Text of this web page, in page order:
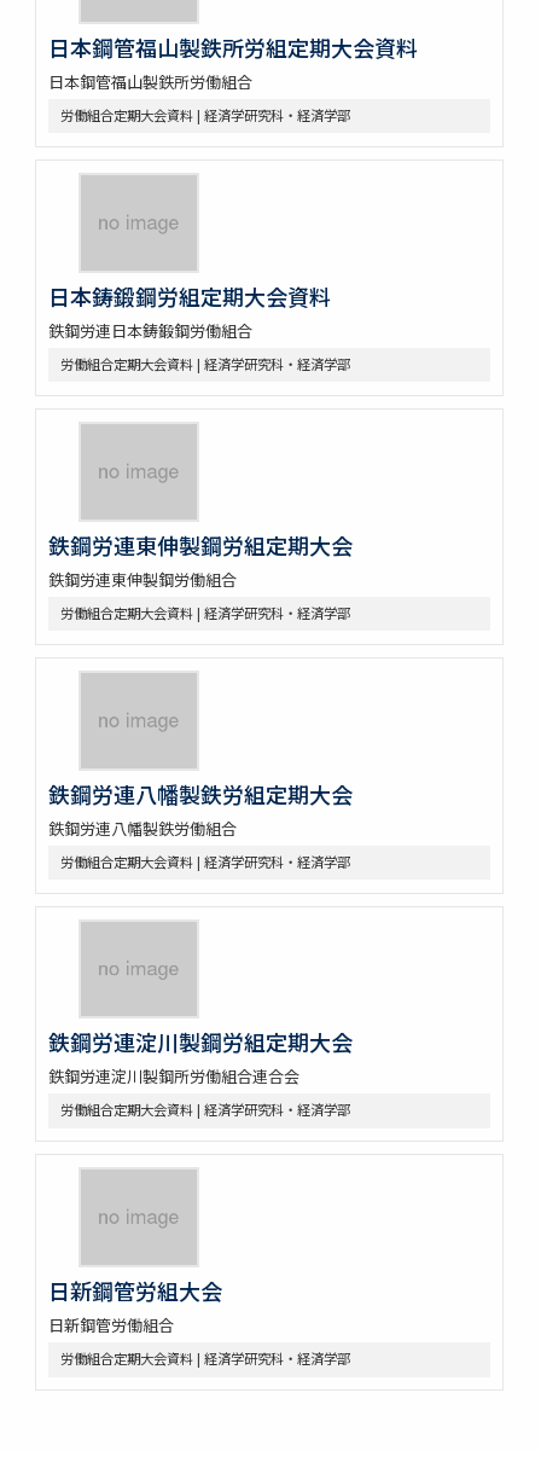
日本鋼管福山製鉄所労組定期大会資料
日本鋼管福山製鉄所労働組合
労働組合定期大会資料 | 経済学研究科・経済学部
日本鋳鍛鋼労組定期大会資料
鉄鋼労連日本鋳鍛鋼労働組合
労働組合定期大会資料 | 経済学研究科・経済学部
鉄鋼労連東伸製鋼労組定期大会
鉄鋼労連東伸製鋼労働組合
労働組合定期大会資料 | 経済学研究科・経済学部
鉄鋼労連八幡製鉄労組定期大会
鉄鋼労連八幡製鉄労働組合
労働組合定期大会資料 | 経済学研究科・経済学部
鉄鋼労連淀川製鋼労組定期大会
鉄鋼労連淀川製鋼所労働組合連合会
労働組合定期大会資料 | 経済学研究科・経済学部
日新鋼管労組大会
日新鋼管労働組合
労働組合定期大会資料 | 経済学研究科・経済学部